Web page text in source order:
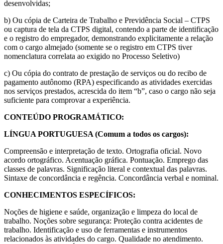
desenvolvidas;
b) Ou cópia de Carteira de Trabalho e Previdência Social – CTPS
ou captura de tela da CTPS digital, contendo a parte de identificação
e o registro do empregador, demonstrando explicitamente a relação
com o cargo almejado (somente se o registro em CTPS tiver
nomenclatura correlata ao exigido no Processo Seletivo)
c) Ou cópia do contrato de prestação de serviços ou do recibo de
pagamento autônomo (RPA) especificando as atividades exercidas
nos serviços prestados, acrescida do item “b”, caso o cargo não seja
suficiente para comprovar a experiência.
CONTEÚDO PROGRAMÁTICO:
LÍNGUA PORTUGUESA (Comum a todos os cargos):
Compreensão e interpretação de texto. Ortografia oficial. Novo
acordo ortográfico. Acentuação gráfica. Pontuação. Emprego das
classes de palavras. Significação literal e contextual das palavras.
Sintaxe de concordância e regência. Concordância verbal e nominal.
CONHECIMENTOS ESPECÍFICOS:
Noções de higiene e saúde, organização e limpeza do local de
trabalho. Noções sobre segurança: Proteção contra acidentes de
trabalho. Identificação e uso de ferramentas e instrumentos
relacionados às atividades do cargo. Qualidade no atendimento.